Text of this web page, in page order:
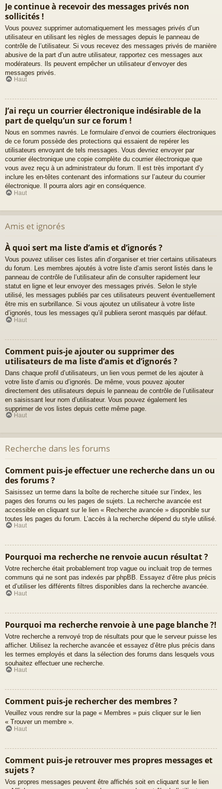
Je continue à recevoir des messages privés non
sollicités !
Vous pouvez supprimer automatiquement les messages privés d’un
utilisateur en utilisant les règles de messages depuis le panneau de
contrôle de l’utilisateur. Si vous recevez des messages privés de manière
abusive de la part d’un autre utilisateur, rapportez ces messages aux
modérateurs. Ils peuvent empêcher un utilisateur d’envoyer des
messages privés.
Haut
J’ai reçu un courrier électronique indésirable de la
part de quelqu’un sur ce forum !
Nous en sommes navrés. Le formulaire d’envoi de courriers électroniques
de ce forum possède des protections qui essaient de repérer les
utilisateurs envoyant de tels messages. Vous devriez envoyer par
courrier électronique une copie complète du courrier électronique que
vous avez reçu à un administrateur du forum. Il est très important d’y
inclure les en-têtes contenant des informations sur l’auteur du courrier
électronique. Il pourra alors agir en conséquence.
Haut
Amis et ignorés
À quoi sert ma liste d’amis et d’ignorés ?
Vous pouvez utiliser ces listes afin d’organiser et trier certains utilisateurs
du forum. Les membres ajoutés à votre liste d’amis seront listés dans le
panneau de contrôle de l’utilisateur afin de consulter rapidement leur
statut en ligne et leur envoyer des messages privés. Selon le style
utilisé, les messages publiés par ces utilisateurs peuvent éventuellement
être mis en surbrillance. Si vous ajoutez un utilisateur à votre liste
d’ignorés, tous les messages qu’il publiera seront masqués par défaut.
Haut
Comment puis-je ajouter ou supprimer des
utilisateurs de ma liste d’amis et d’ignorés ?
Dans chaque profil d’utilisateurs, un lien vous permet de les ajouter à
votre liste d’amis ou d’ignorés. De même, vous pouvez ajouter
directement des utilisateurs depuis le panneau de contrôle de l’utilisateur
en saisissant leur nom d’utilisateur. Vous pouvez également les
supprimer de vos listes depuis cette même page.
Haut
Recherche dans les forums
Comment puis-je effectuer une recherche dans un ou
des forums ?
Saisissez un terme dans la boîte de recherche située sur l’index, les
pages des forums ou les pages de sujets. La recherche avancée est
accessible en cliquant sur le lien « Recherche avancée » disponible sur
toutes les pages du forum. L’accès à la recherche dépend du style utilisé.
Haut
Pourquoi ma recherche ne renvoie aucun résultat ?
Votre recherche était probablement trop vague ou incluait trop de termes
communs qui ne sont pas indexés par phpBB. Essayez d’être plus précis
et d’utiliser les différents filtres disponibles dans la recherche avancée.
Haut
Pourquoi ma recherche renvoie à une page blanche ?!
Votre recherche a renvoyé trop de résultats pour que le serveur puisse les
afficher. Utilisez la recherche avancée et essayez d’être plus précis dans
les termes employés et dans la sélection des forums dans lesquels vous
souhaitez effectuer une recherche.
Haut
Comment puis-je rechercher des membres ?
Veuillez vous rendre sur la page « Membres » puis cliquer sur le lien
« Trouver un membre ».
Haut
Comment puis-je retrouver mes propres messages et
sujets ?
Vos propres messages peuvent être affichés soit en cliquant sur le lien